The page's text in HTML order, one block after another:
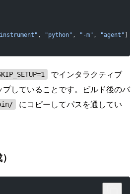
, "python" , "-m" , "agent"
でインタラクティブ
していることです。ビルド後のバ
にコピーしてパスを通してい